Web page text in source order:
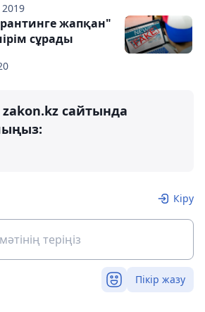
жапқан"
сұрады
сайтында
Кіру
Пікір жазу